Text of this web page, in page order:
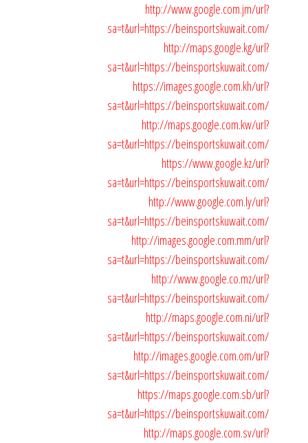
http://www.google.com.jm/url?
sa=t&url=https://beinsportskuwait.com/
http://maps.google.kg/url?
sa=t&url=https://beinsportskuwait.com/
https://images.google.com.kh/url?
sa=t&url=https://beinsportskuwait.com/
http://maps.google.com.kw/url?
sa=t&url=https://beinsportskuwait.com/
https://www.google.kz/url?
sa=t&url=https://beinsportskuwait.com/
http://www.google.com.ly/url?
sa=t&url=https://beinsportskuwait.com/
http://images.google.com.mm/url?
sa=t&url=https://beinsportskuwait.com/
http://www.google.co.mz/url?
sa=t&url=https://beinsportskuwait.com/
http://maps.google.com.ni/url?
sa=t&url=https://beinsportskuwait.com/
http://images.google.com.om/url?
sa=t&url=https://beinsportskuwait.com/
https://maps.google.com.sb/url?
sa=t&url=https://beinsportskuwait.com/
http://maps.google.com.sv/url?